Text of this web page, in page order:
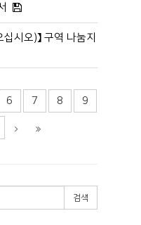
시오)】 구역 나눔지
6 7 8 9
검색